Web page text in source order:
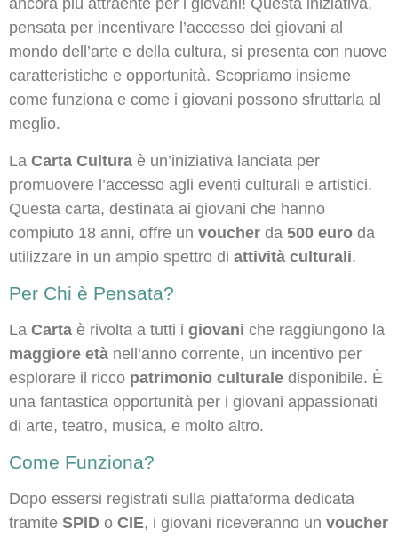
ancora più attraente per i giovani! Questa iniziativa,
pensata per incentivare l’accesso dei giovani al
mondo dell’arte e della cultura, si presenta con nuove
caratteristiche e opportunità. Scopriamo insieme
come funziona e come i giovani possono sfruttarla al
meglio.
La Carta Cultura è un’iniziativa lanciata per
promuovere l’accesso agli eventi culturali e artistici.
Questa carta, destinata ai giovani che hanno
compiuto 18 anni, offre un voucher da 500 euro da
utilizzare in un ampio spettro di attività culturali.
Per Chi è Pensata?
La Carta è rivolta a tutti i giovani che raggiungono la
maggiore età nell’anno corrente, un incentivo per
esplorare il ricco patrimonio culturale disponibile. È
una fantastica opportunità per i giovani appassionati
di arte, teatro, musica, e molto altro.
Come Funziona?
Dopo essersi registrati sulla piattaforma dedicata
tramite SPID o CIE, i giovani riceveranno un voucher